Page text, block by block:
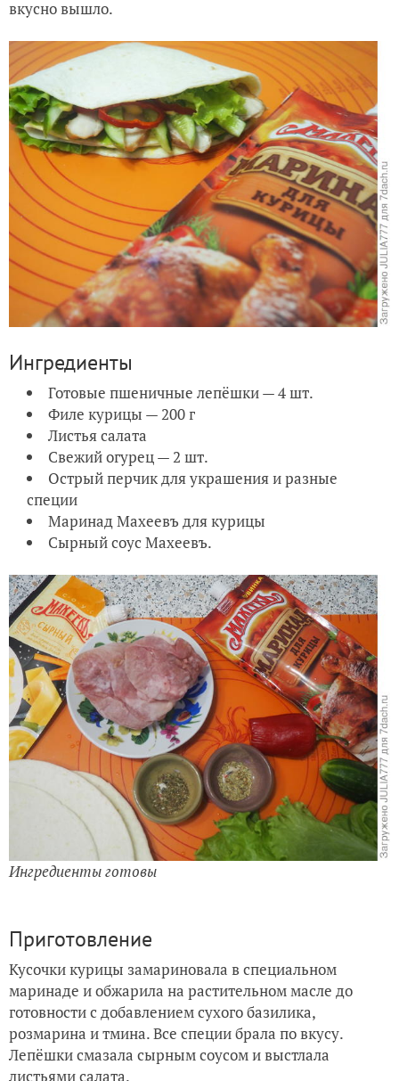
вкусно вышло.
Ингредиенты
Готовые пшеничные лепёшки — 4 шт.
Филе курицы — 200 г
Листья салата
Свежий огурец — 2 шт.
Острый перчик для украшения и разные
специи
Маринад Махеевъ для курицы
Сырный соус Махеевъ.
Ингредиенты готовы
Приготовление
Кусочки курицы замариновала в специальном
маринаде и обжарила на растительном масле до
готовности с добавлением сухого базилика,
розмарина и тмина. Все специи брала по вкусу.
Лепёшки смазала сырным соусом и выстлала
листьями салата.